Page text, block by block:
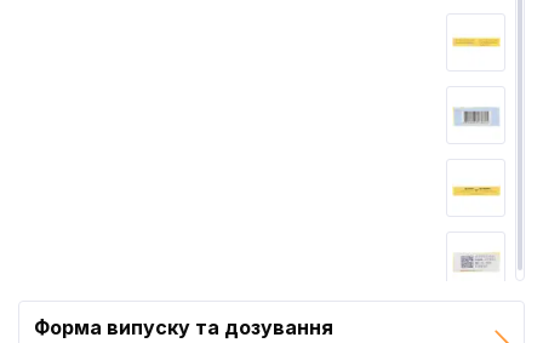
Форма випуску та дозування